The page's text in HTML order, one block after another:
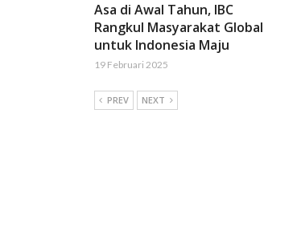
Asa di Awal Tahun, IBC
Rangkul Masyarakat Global
untuk Indonesia Maju
19 Februari 2025
PREV NEXT